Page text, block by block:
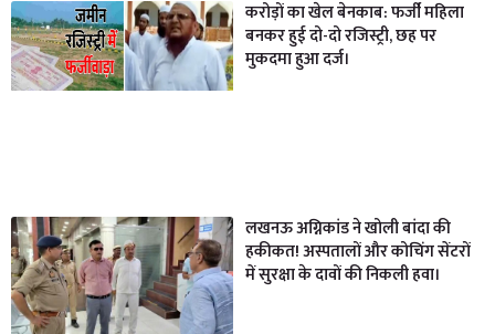
करोड़ों का खेल बेनकाब: फर्जी महिला
बनकर हुई दो-दो रजिस्ट्री, छह पर
मुकदमा हुआ दर्ज।
लखनऊ अग्निकांड ने खोली बांदा की
हकीकत! अस्पतालों और कोचिंग सेंटरों
में सुरक्षा के दावों की निकली हवा।